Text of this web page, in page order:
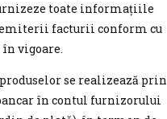
toate informațiile
emiterii facturii conform cu
vigoare.
se realizează prin
în contul furnizorului